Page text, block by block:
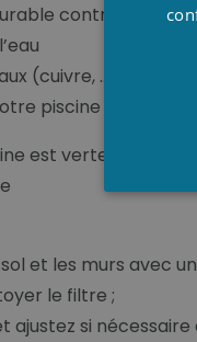
contre algues
(cuivre, …)
piscine
est verte et les
et les murs avec
le filtre ;
ajustez si